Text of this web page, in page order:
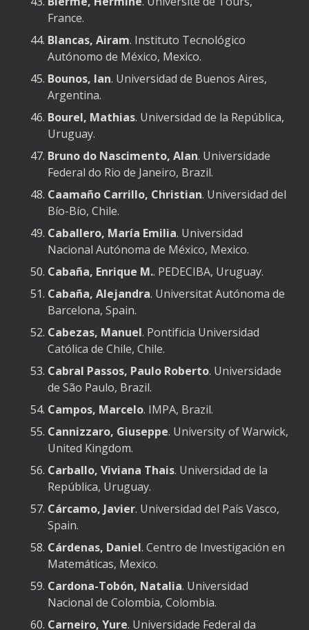
France.
Blancas, Airam. Instituto Tecnológico
Autónomo de México, Mexico.
Bounos, Ian. Universidad de Buenos Aires,
Argentina.
Bourel, Mathias. Universidad de la República,
Uruguay.
Bruno do Nascimento, Alan. Universidade
Federal do Rio de Janeiro, Brazil.
Caamaño Carrillo, Christian. Universidad del
Bío-Bío, Chile.
Caballero, María Emilia. Universidad
Nacional Autónoma de México, Mexico.
Cabaña, Enrique M.. PEDECIBA, Uruguay.
Cabaña, Alejandra. Universitat Autónoma de
Barcelona, Spain.
Cabezas, Manuel. Pontificia Universidad
Católica de Chile, Chile.
Cabral Passos, Paulo Roberto. Universidade
de São Paulo, Brazil.
Campos, Marcelo. IMPA, Brazil.
Cannizzaro, Giuseppe. University of Warwick,
United Kingdom.
Carballo, Viviana Thais. Universidad de la
República, Uruguay.
Cárcamo, Javier. Universidad del País Vasco,
Spain.
Cárdenas, Daniel. Centro de Investigación en
Matemáticas, Mexico.
Cardona-Tobón, Natalia. Universidad
Nacional de Colombia, Colombia.
Carneiro, Yure. Universidade Federal da